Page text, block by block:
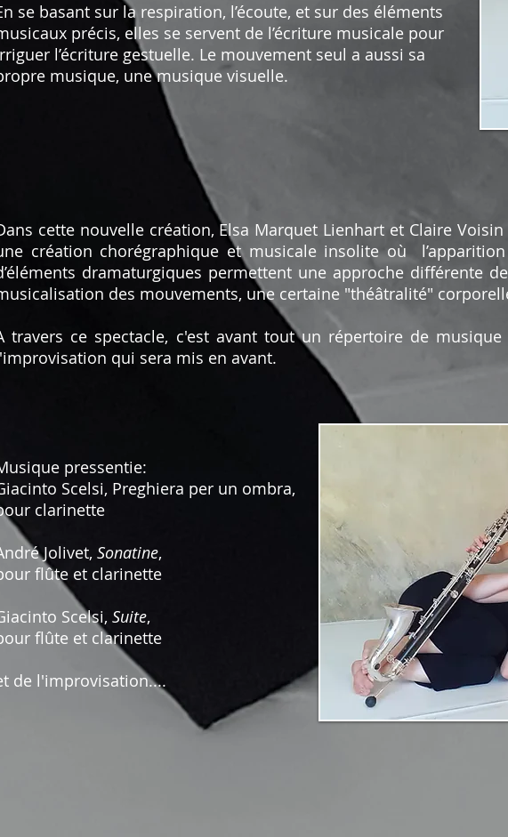
se basant sur la respiration, l’écoute, et sur des éléments
précis, elles se servent de l’écriture musicale pour
l’écriture gestuelle. Le mouvement seul a aussi sa
musique, une musique visuelle.
cette nouvelle création, Elsa Marquet Lienhart et Claire
création chorégraphique et musicale insolite où
dramaturgiques permettent une approche différente
des mouvements, une certaine "théâtralité"
travers ce spectacle, c'est avant tout un répertoire de
qui sera mis en avant.
pressentie:
Scelsi, Preghiera per un ombra,
clarinette
Jolivet, Sonatine,
flûte et clarinette
Scelsi, Suite,
flûte et clarinette
de l'improvisation....